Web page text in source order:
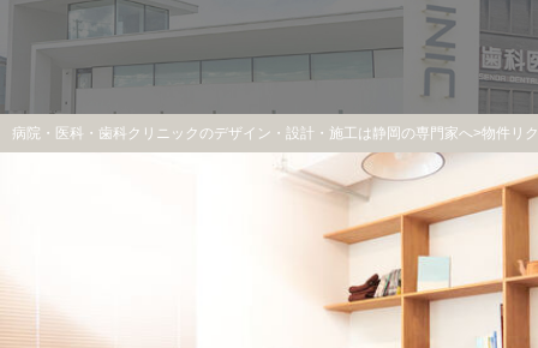
病院・医科・歯科クリニックのデザイン・設計・施工は静岡の専門家へ>物件リ